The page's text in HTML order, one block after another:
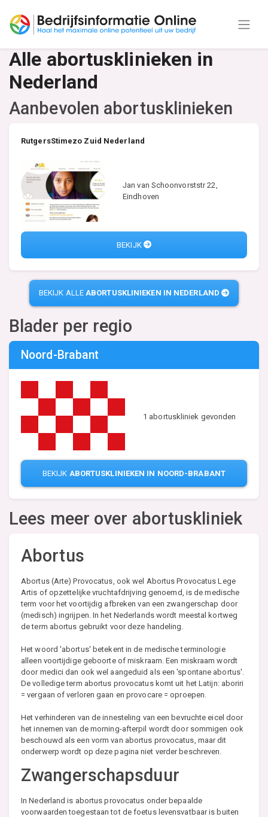
Alle abortusklinieken in
Nederland
Aanbevolen abortusklinieken
RutgersStimezo Zuid Nederland
Jan van Schoonvorststr 22,
Eindhoven
BEKIJK
BEKIJK ALLEABORTUSKLINIEKEN IN NEDERLAND
Blader per regio
Noord-Brabant
1 abortuskliniek gevonden
BEKIJK ABORTUSKLINIEKEN IN NOORD-BRABANT
Lees meer over abortuskliniek
Abortus
Abortus (Arte) Provocatus, ook wel Abortus Provocatus Lege
Artis of opzettelijke vruchtafdrijving genoemd, is de medische
term voor het voortijdig afbreken van een zwangerschap door
(medisch) ingrijpen. In het Nederlands wordt meestal kortweg
de term abortus gebruikt voor deze handeling.
Het woord 'abortus' betekent in de medische terminologie
alleen voortijdige geboorte of miskraam. Een miskraam wordt
door medici dan ook wel aangeduid als een 'spontane abortus'.
De volledige term abortus provocatus komt uit het Latijn: aboriri
= vergaan of verloren gaan en provocare = oproepen.
Het verhinderen van de innesteling van een bevruchte eicel door
het innemen van de morning-afterpil wordt door sommigen ook
beschouwd als een vorm van abortus provocatus, maar dit
onderwerp wordt op deze pagina niet verder beschreven.
Zwangerschapsduur
In Nederland is abortus provocatus onder bepaalde
voorwaarden toegestaan tot de foetus levensvatbaar is buiten